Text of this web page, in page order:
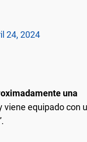
24, 2024
una
viene equipado con